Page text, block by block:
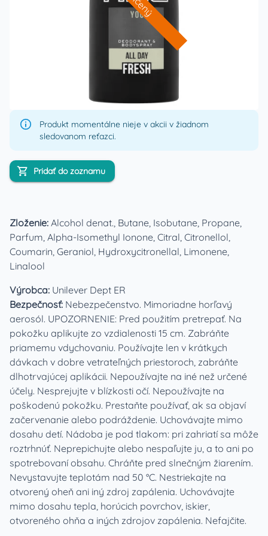
Produkt momentálne nieje v akcii v žiadnom
sledovanom reťazci.
Pridať do zoznamu
Zloženie: Alcohol denat., Butane, Isobutane, Propane,
Parfum, Alpha-Isomethyl Ionone, Citral, Citronellol,
Coumarin, Geraniol, Hydroxycitronellal, Limonene,
Linalool
Výrobca: Unilever Dept ER
Bezpečnosť: Nebezpečenstvo. Mimoriadne horľavý
aerosól. UPOZORNENIE: Pred použitím pretrepať. Na
pokožku aplikujte zo vzdialenosti 15 cm. Zabráňte
priamemu vdychovaniu. Používajte len v krátkych
dávkach v dobre vetrateľných priestoroch, zabráňte
dlhotrvajúcej aplikácii. Nepoužívajte na iné než určené
účely. Nesprejujte v blízkosti očí. Nepoužívajte na
poškodenú pokožku. Prestaňte používať, ak sa objaví
začervenanie alebo podráždenie. Uchovávajte mimo
dosahu detí. Nádoba je pod tlakom: pri zahriatí sa môže
roztrhnúť. Neprepichujte alebo nespaľujte ju, a to ani po
spotrebovaní obsahu. Chráňte pred slnečným žiarením.
Nevystavujte teplotám nad 50 °C. Nestriekajte na
otvorený oheň ani iný zdroj zapálenia. Uchovávajte
mimo dosahu tepla, horúcich povrchov, iskier,
otvoreného ohňa a iných zdrojov zapálenia. Nefajčite.